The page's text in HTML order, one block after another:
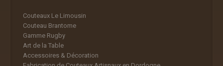
Couteaux Le Limousin
Couteau Brantome
Gamme Rugby
Art de la Table
Accessoires & Décoration